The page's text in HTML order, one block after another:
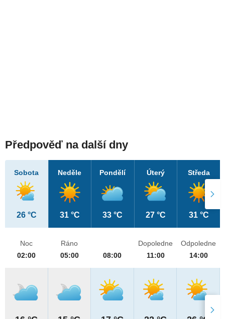
Předpověď na další dny
Sobota
26 °C
Neděle
31 °C
Pondělí
33 °C
Úterý
27 °C
Středa
31 °C
Noc
02:00
Ráno
05:00
08:00
Dopoledne
11:00
Odpoledne
14:00